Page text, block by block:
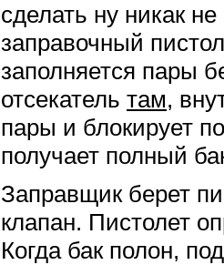
сделать ну никак
заправочный
заполняется пары
отсекатель там,
пары и блокирует
получает полный
Заправщик берет
клапан. Пистолет
Когда бак полон,